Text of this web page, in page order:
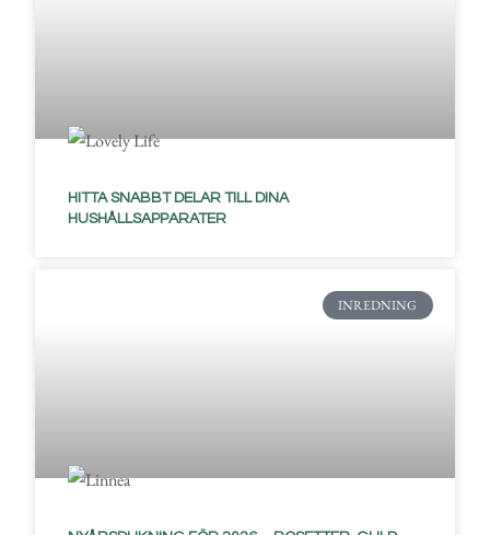
HITTA SNABBT DELAR TILL DINA
HUSHÅLLSAPPARATER
INREDNING